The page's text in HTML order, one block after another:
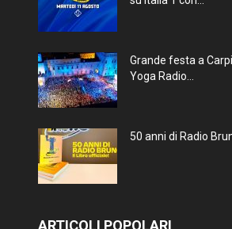
Grande festa a
Yoga Radio...
50 anni di Radio